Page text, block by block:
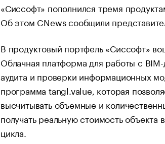
«Сиссофт» пополнился тремя
Об этом CNews сообщили
В продуктовый портфель «Сиссофт»
Облачная платформа для работы с
аудита и проверки информационных
программа tangl.value, которая
высчитывать объемные и
получать реальную стоимость
цикла.